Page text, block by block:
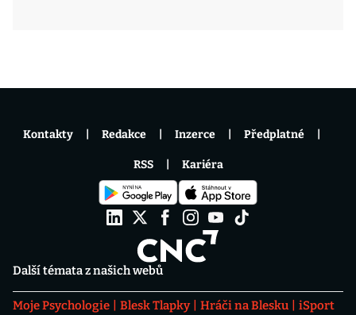
Další témata z našich webů
Moje Psychologie Blesk Tlapky Hráči na Blesku
iSport
Kontakty Redakce Inzerce Předplatné
RSS Kariéra